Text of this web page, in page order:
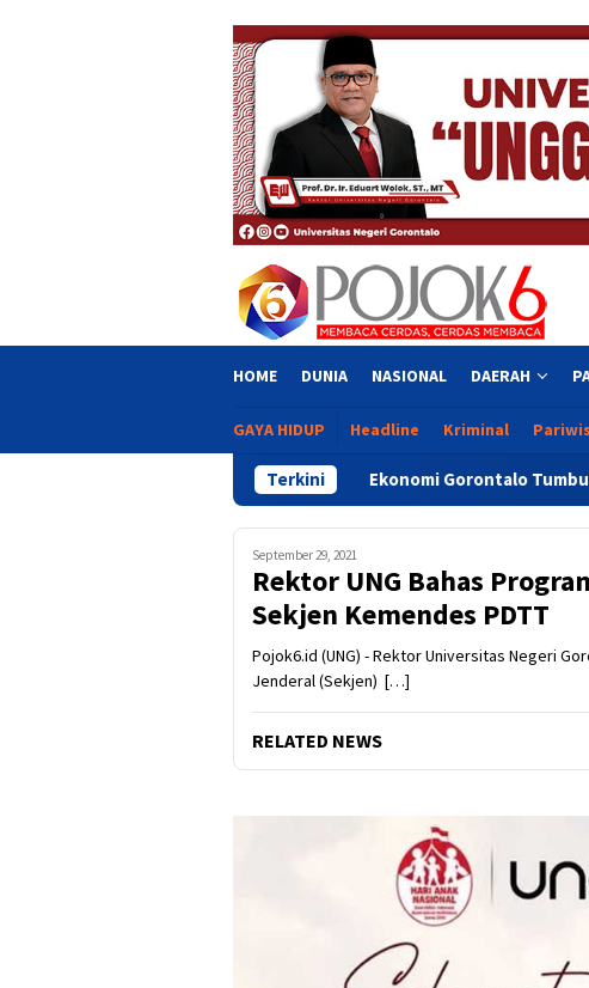
HOME DUNIA NASIONAL DAERAH
GAYA HIDUP Headline Kriminal
Terkini
Ekonomi Gorontalo Tumbuh 6,20 Persen,
September 29, 2021
Rektor UNG Bahas
Sekjen Kemendes PDTT
Pojok6.id (UNG) - Rektor Universitas Negeri
Jenderal (Sekjen) […]
RELATED NEWS